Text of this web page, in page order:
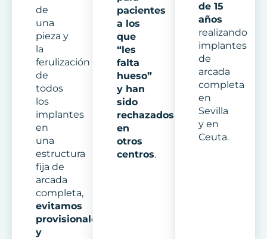
de
una
pieza y
la
ferulización
de
todos
los
implantes
en
una
estructura
fija de
arcada
completa,
evitamos
provisionales
y
pacientes
a los
que
“les
falta
hueso”
y han
sido
rechazados
en
otros
centros.
de 15
años
realizando
implantes
de
arcada
completa
en
Sevilla
y en
Ceuta.